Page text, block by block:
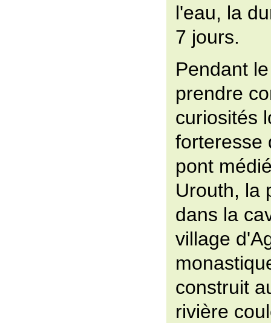
l'eau, la
7 jours.
Pendant
prendre
curiosités
forteresse
pont
Urouth, la
dans la
village
construit
rivière